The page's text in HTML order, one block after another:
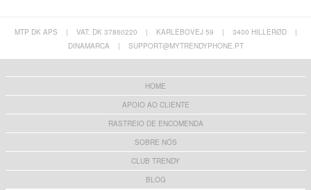
MTP DK APS | VAT: DK 37860220 | KARLEBOVEJ 59 | 3400 HILLERØD
|
DINAMARCA
| SUPPORT@MYTRENDYPHONE.PT
HOME
APOIO AO CLIENTE
RASTREIO DE ENCOMENDA
SOBRE NÓS
CLUB TRENDY
BLOG